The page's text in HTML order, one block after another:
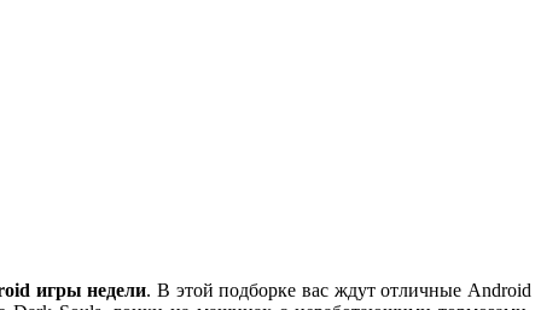
игры недели. В этой подборке вас ждут отличные Android